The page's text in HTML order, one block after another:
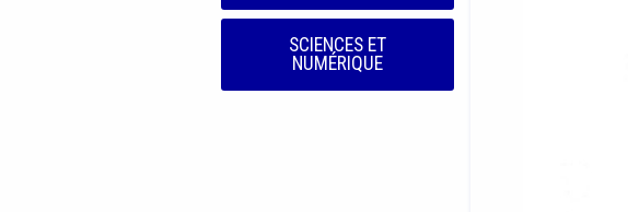
SCIENCES ET
NUMÉRIQUE